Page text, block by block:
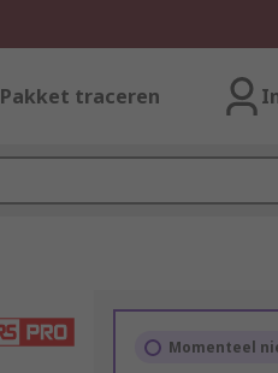
Pakket traceren
Momenteel